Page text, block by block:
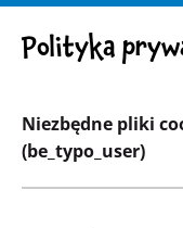
Polityka
Niezbędne pliki
(be_typo_user)